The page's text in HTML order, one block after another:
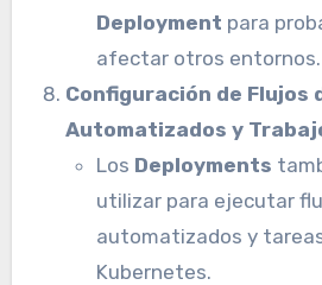
Deployment para
afectar otros entornos.
Configuración de Flujos
Automatizados y
Los Deployments
utilizar para ejecutar
automatizados y
Kubernetes.